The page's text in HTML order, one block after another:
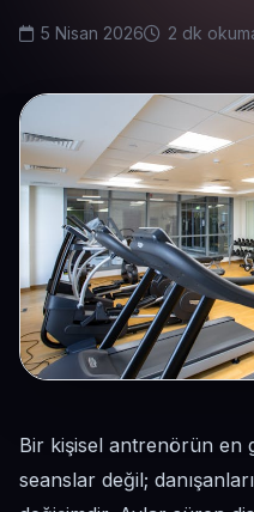
5 Nisan 2026 2 dk
Bir kişisel antrenörün en
seanslar değil;